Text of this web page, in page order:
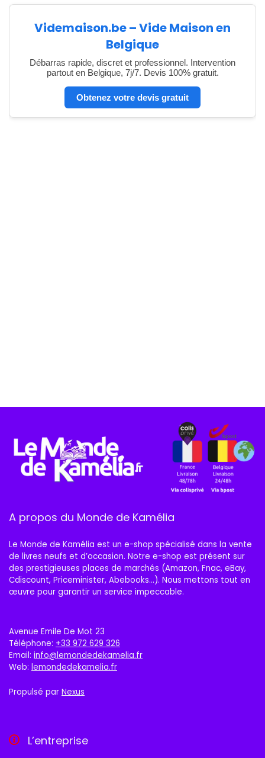
Videmaison.be – Vide Maison en
Belgique
Débarras rapide, discret et professionnel. Intervention
partout en Belgique, 7j/7. Devis 100% gratuit.
Obtenez votre devis gratuit
A propos du Monde de Kamélia
Le Monde de Kamélia est un e-shop spécialisé dans la vente
de livres neufs et d’occasion. Notre e-shop est présent sur
des prestigieuses places de marchés (Amazon, Fnac, eBay,
Cdiscount, Priceminister, Abebooks…). Nous mettons tout en
œuvre pour garantir un service impeccable.
Avenue Emile De Mot 23
Téléphone: +33 972 629 326
Email: info@lemondedekamelia.fr
Web: lemondedekamelia.fr
Propulsé par Nexus
L’entreprise